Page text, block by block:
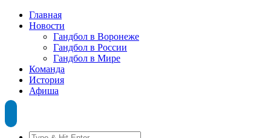
Главная
Новости
Гандбол в Воронеже
Гандбол в России
Гандбол в Мире
Команда
История
Афиша